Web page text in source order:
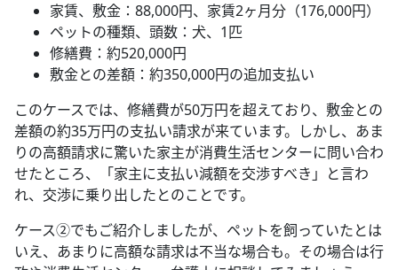
家賃、敷金：88,000円、家賃2ヶ月分（176,000円）
ペットの種類、頭数：犬、1匹
修繕費：約520,000円
敷金との差額：約350,000円の追加支払い
このケースでは、修繕費が50万円を超えており、敷金との
差額の約35万円の支払い請求が来ています。しかし、あま
りの高額請求に驚いた家主が消費生活センターに問い合わ
せたところ、「家主に支払い減額を交渉すべき」と言わ
れ、交渉に乗り出したとのことです。
ケース②でもご紹介しましたが、ペットを飼っていたとは
いえ、あまりに高額な請求は不当な場合も。その場合は行